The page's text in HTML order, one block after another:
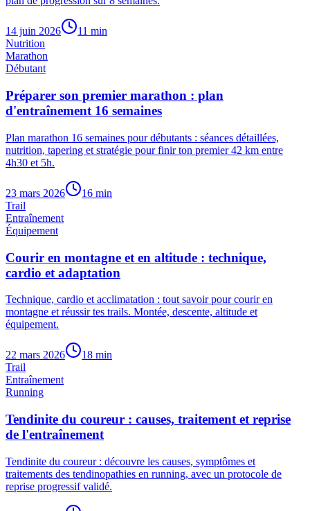
14 juin 2026 11 min
Nutrition
Marathon
Débutant
Préparer son premier marathon : plan
d'entraînement 16 semaines
Plan marathon 16 semaines pour débutants : séances détaillées,
nutrition, tapering et stratégie pour finir ton premier 42 km entre
4h30 et 5h.
23 mars 2026 16 min
Trail
Entraînement
Équipement
Courir en montagne et en altitude : technique,
cardio et adaptation
Technique, cardio et acclimatation : tout savoir pour courir en
montagne et réussir tes trails. Montée, descente, altitude et
équipement.
22 mars 2026 18 min
Trail
Entraînement
Running
Tendinite du coureur : causes, traitement et reprise
de l'entraînement
Tendinite du coureur : découvre les causes, symptômes et
traitements des tendinopathies en running, avec un protocole de
reprise progressif validé.